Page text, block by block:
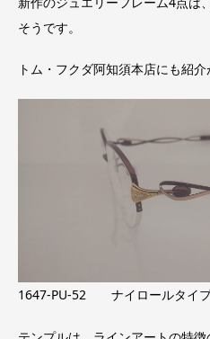
そうです。
トム・フクダ阿知須本店にも紹
1647-PU-52 ナイロールタイプ